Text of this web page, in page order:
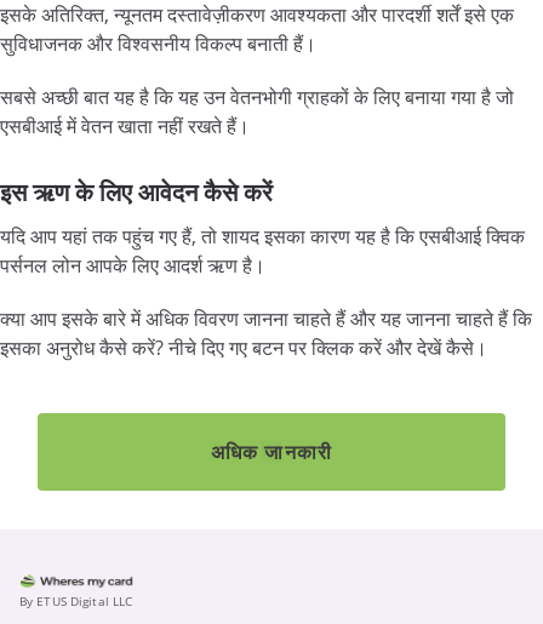
इसके अतिरिक्त, न्यूनतम दस्तावेज़ीकरण आवश्यकता और पारदर्शी शर्तें इसे एक
सुविधाजनक और विश्वसनीय विकल्प बनाती हैं।
सबसे अच्छी बात यह है कि यह उन वेतनभोगी ग्राहकों के लिए बनाया गया है जो
एसबीआई में वेतन खाता नहीं रखते हैं।
इस ऋण के लिए आवेदन कैसे करें
यदि आप यहां तक पहुंच गए हैं, तो शायद इसका कारण यह है कि एसबीआई क्विक
पर्सनल लोन आपके लिए आदर्श ऋण है।
क्या आप इसके बारे में अधिक विवरण जानना चाहते हैं और यह जानना चाहते हैं कि
इसका अनुरोध कैसे करें? नीचे दिए गए बटन पर क्लिक करें और देखें कैसे।
अधिक जानकारी
By ETUS Digital LLC